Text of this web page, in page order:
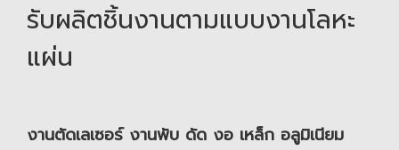
รับผลิตชิ้นงานตามแบบงานโลหะ
แผ่น
งานตัดเลเซอร์ งานพับ ดัด งอ เหล็ก อลูมิเนียม